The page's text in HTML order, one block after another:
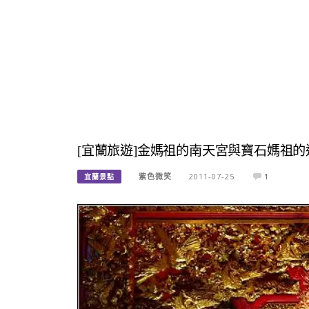
[宜蘭旅遊]金媽祖的南天宮與寶石媽祖的
宜蘭景點 紫色微笑 2011-07-25 1